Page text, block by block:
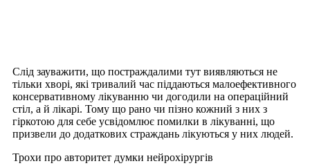
Слід зауважити, що постраждалими тут виявляються не
тільки хворі, які тривалий час піддаються малоефективного
консервативному лікуванню чи догодили на операційний
стіл, а й лікарі. Тому що рано чи пізно кожний з них з
гіркотою для себе усвідомлює помилки в лікуванні, що
призвели до додаткових страждань лікуються у них людей.
Трохи про авторитет думки нейрохірургів